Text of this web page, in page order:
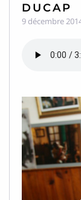
DUCAP
9 décembre